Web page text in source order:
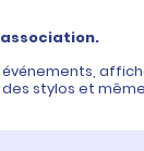
stylos et